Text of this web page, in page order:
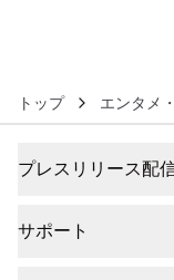
トップ エンタメ
プレスリリース配
サポート